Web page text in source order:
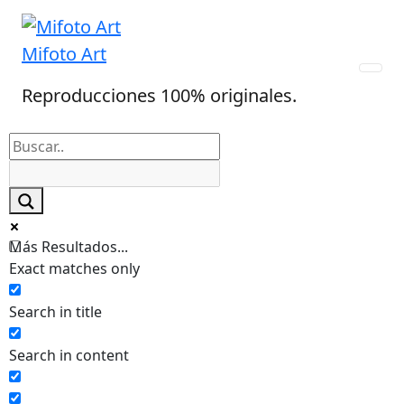
Skip
content
Mifoto Art
Reproducciones 100% originales.
Más Resultados...
Exact matches only
Search in title
Search in content